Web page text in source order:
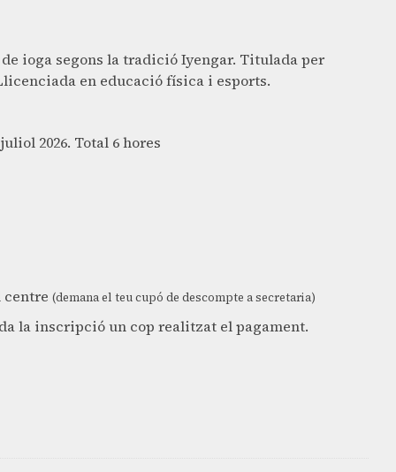
ioga segons la tradició Iyengar. Titulada per
Llicenciada en educació física i esports.
2026. Total 6 hores
centre (demana el teu cupó de descompte a secretaria)
la inscripció un cop realitzat el pagament.